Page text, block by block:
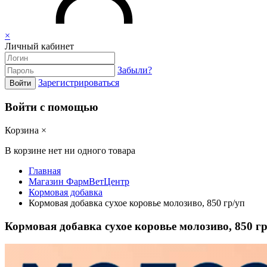
×
Личный кабинет
Забыли?
Войти Зарегистрироваться
Войти с помощью
Корзина ×
В корзине нет ни одного товара
Главная
Магазин ФармВетЦентр
Кормовая добавка
Кормовая добавка сухое коровье молозиво, 850 гр/уп
Кормовая добавка сухое коровье молозиво, 850